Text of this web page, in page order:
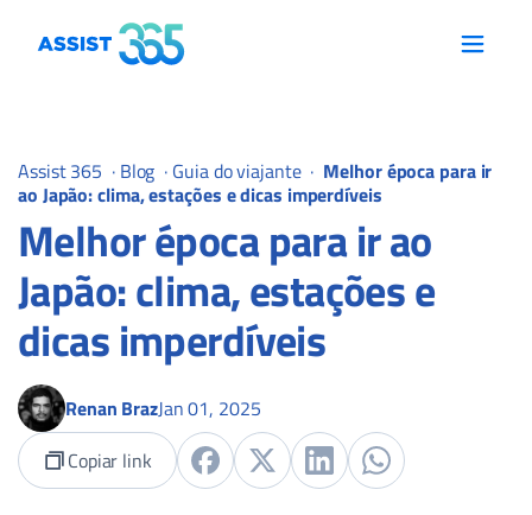
Assist 365 · Blog · Guia do viajante · Melhor época para ir
ao Japão: clima, estações e dicas imperdíveis
Melhor época para ir ao
Japão: clima, estações e
dicas imperdíveis
Renan BrazJan 01, 2025
Copiar link